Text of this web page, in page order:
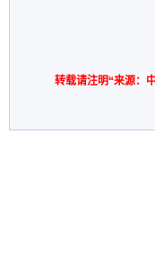
转载请注明“来源：